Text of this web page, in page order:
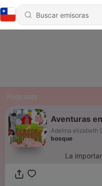
Podcasts
Aventuras
Adelina elizabeth
bosque
La